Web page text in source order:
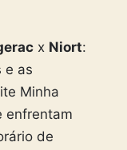
x Niort:
e as
Minha
enfrentam
de